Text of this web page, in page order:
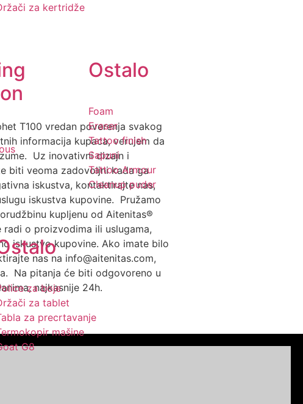
za kertridže
Ostalo
Foam
Eraser
Tattoo finish
Sapuni
Tattoo Armour
Cleanup puder
za boje
za tablet
za precrtavanje
mašine
G8
T100 vredan poverenja svakog
informacija kupaca, verujem da
Uz inovativni dizajn i
biti veoma zadovoljni kada ga
iskustva, kontaktirajte nas,
iskustva kupovine. Pružamo
kupljenu od Aitenitas®
o proizvodima ili uslugama,
iskustvo kupovine. Ako imate bilo
nas na info@aitenitas.com,
Na pitanja će biti odgovoreno u
najkasnije 24h.